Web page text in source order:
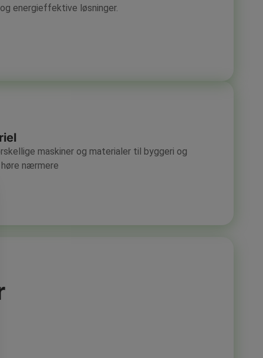
energieffektive løsninger.
maskiner og materialer til byggeri og
nærmere